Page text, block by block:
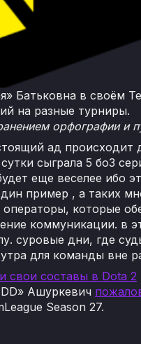
в своём
на разные турниры.
орфографии и
ад происходит
сыграла 5 бо3
еще веселее ибо
пример , а таких
операторы, которые
коммуникации. в
суровые дни, где
для команды вне
свои составы в Dota 2
Ашуркевич
Season 27.